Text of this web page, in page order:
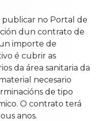
publicar no Portal de
dun contrato de
importe de
é cubrir as
da área sanitaria da
necesario
de tipo
O contrato terá
anos.